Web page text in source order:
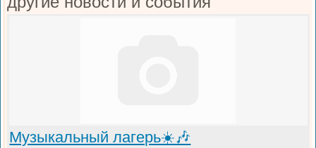
Музыкальный лагерь☀️🎶